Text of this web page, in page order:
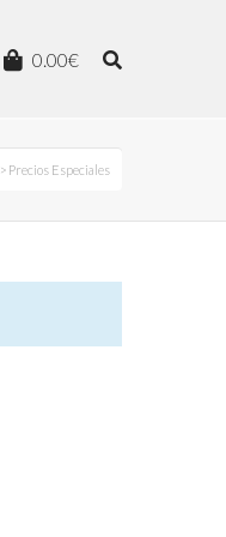
0.00€
> Precios Especiales